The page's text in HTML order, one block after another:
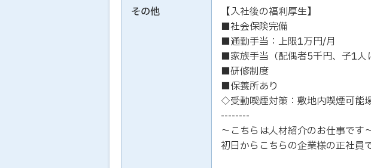
その他
【入社後の福利厚生】
■社会保険完備
■通勤手当：上限1万円/月
■家族手当（配偶者5千円、子1人
■研修制度
■保養所あり
◇受動喫煙対策：敷地内喫煙可能
--------
～こちらは人材紹介のお仕事です
初日からこちらの企業様の正社員で